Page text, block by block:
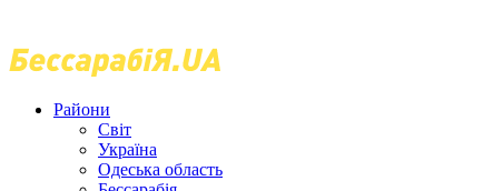
Райони
Світ
Україна
Одеська область